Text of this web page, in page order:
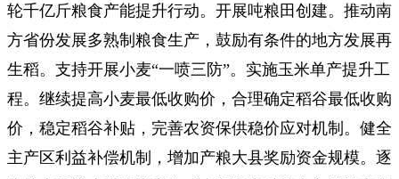
轮千亿斤粮食产能提升行动。开展吨粮田创建。推动南
方省份发展多熟制粮食生产，鼓励有条件的地方发展再
生稻。支持开展小麦“一喷三防”。实施玉米单产提升工
程。继续提高小麦最低收购价，合理确定稻谷最低收购
价，稳定稻谷补贴，完善农资保供稳价应对机制。健全
主产区利益补偿机制，增加产粮大县奖励资金规模。逐